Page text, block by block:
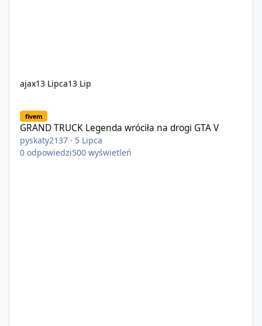
ajax13 Lipca13 Lip
fivem
GRAND TRUCK Legenda wróciła na drogi GTA V
pyskaty2137 · 5 Lipca
0 odpowiedzi500 wyświetleń